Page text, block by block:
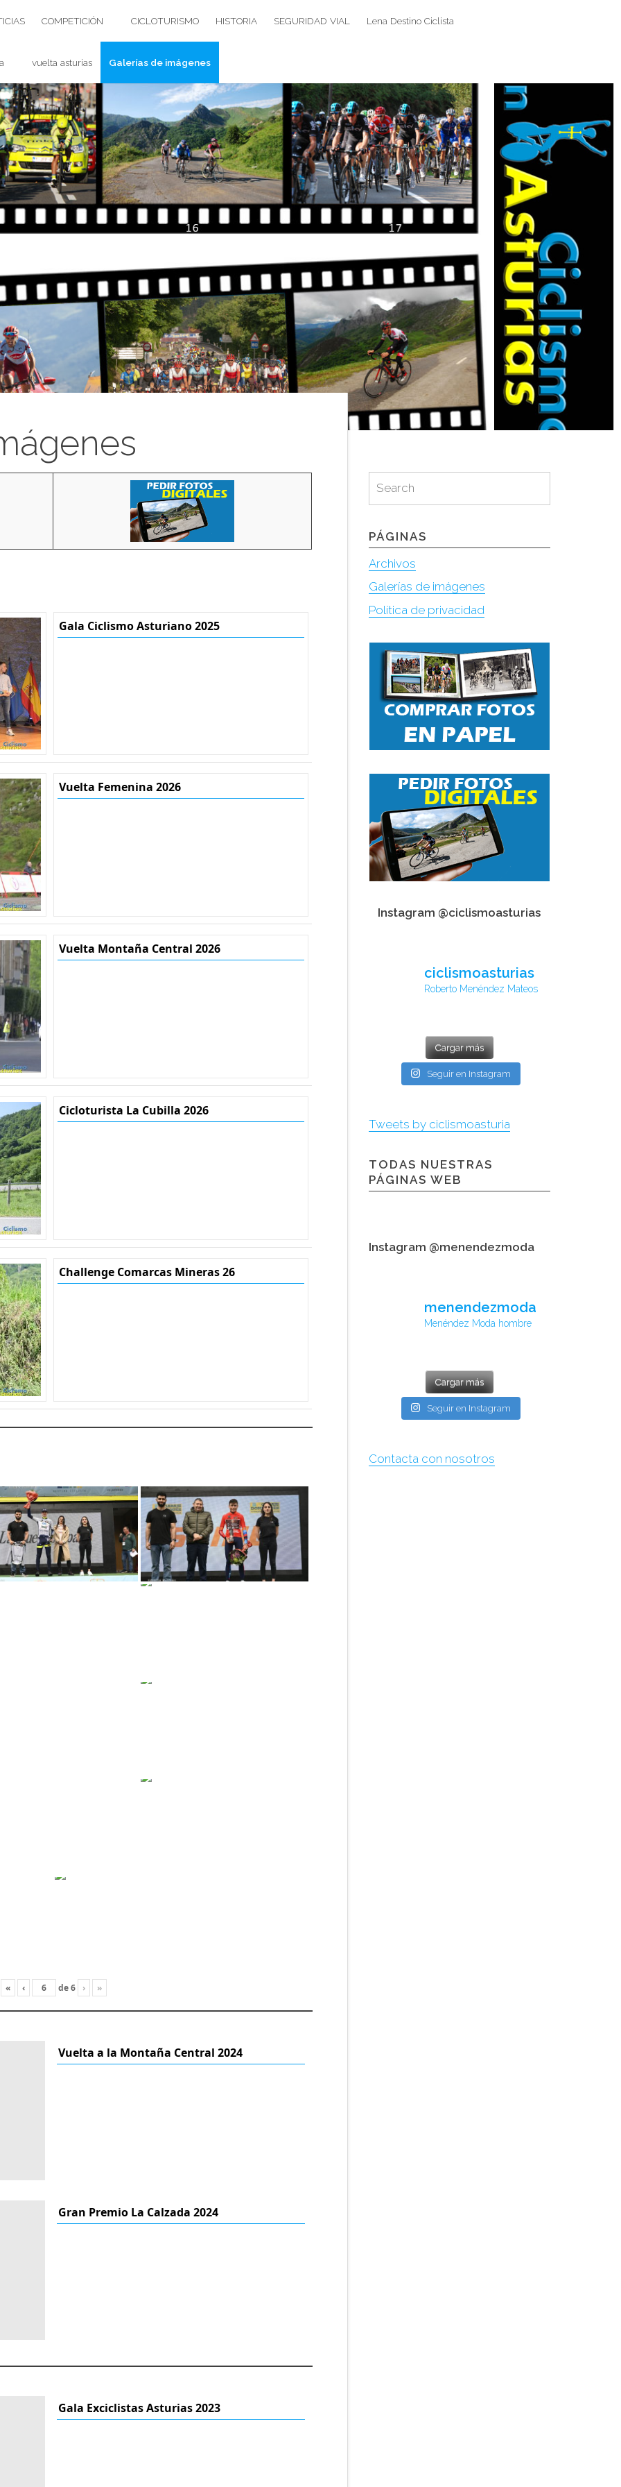
COMPETICIÓN CICLOTURISMO HISTORIA SEGURIDAD VIAL Lena Destino Ciclista
vuelta asturias Galerías de imágenes
Gala Ciclismo Asturiano 2025
Vuelta Femenina 2026
Vuelta Montaña Central 2026
Cicloturista La Cubilla 2026
Challenge Comarcas Mineras 26
« ‹ de6 › »
Vuelta a la Montaña Central 2024
Gran Premio La Calzada 2024
Gala Exciclistas Asturias 2023
for:
Search
PÁGINAS
Archivos
Galerías de imágenes
Política de privacidad
Instagram @ciclismoasturias
ciclismoasturias
Roberto Menéndez Mateos
Cargar más
Seguir en Instagram
Tweets by ciclismoasturia
TODAS NUESTRAS
PÁGINAS WEB
Instagram @menendezmoda
menendezmoda
Menéndez Moda hombre
Cargar más
Seguir en Instagram
Contacta con nosotros